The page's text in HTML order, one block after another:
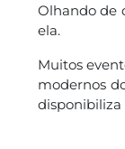
Olhando de
ela.
Muitos
modernos
disponibiliza